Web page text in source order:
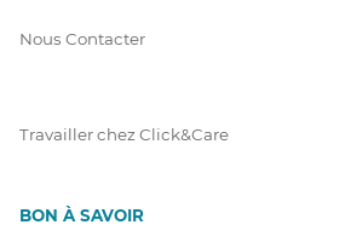
Nous Contacter
Travailler chez Click&Care
BON À SAVOIR